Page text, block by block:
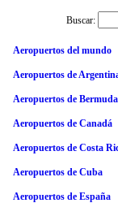
Buscar:
Aeropuertos del mundo
Aeropuertos de
Aeropuertos de
Aeropuertos de Canadá
Aeropuertos de Costa
Aeropuertos de Cuba
Aeropuertos de España